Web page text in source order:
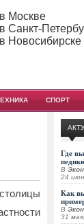
Москве
Санкт-
Новосибирске
СПОРТ
Где
В
24
Как
В
31